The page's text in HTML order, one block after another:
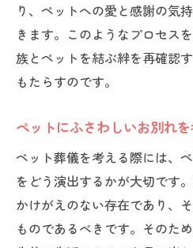
り、ペットへの愛と感謝の気
きます。このようなプロセス
族とペットを結ぶ絆を再確認
もたらすのです。
ペットにふさわしいお別れ
ペット葬儀を考える際には、
をどう演出するかが大切です
かけがえのない存在であり、
ものであるべきです。そのた